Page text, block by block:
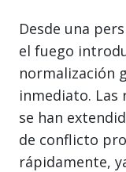
Desde una
el fuego
normalización
inmediato. Las
se han
de conflicto
rápidamente,